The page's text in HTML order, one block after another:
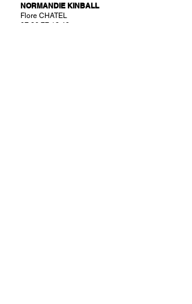
NORMANDIE KINBALL
Flore CHATEL
07.86.77.12.48